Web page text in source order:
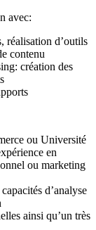
avec:
réalisation d’outils
contenu
création des
ou Université
en
ou marketing
d’analyse
ainsi qu’un très